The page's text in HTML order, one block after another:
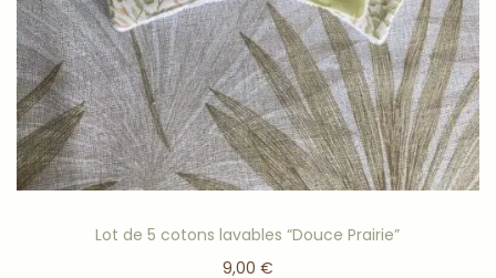
Lot de 5 cotons lavables “Douce Prairie”
9,00 €